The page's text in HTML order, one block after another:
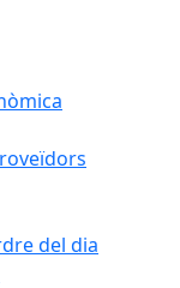
del dia